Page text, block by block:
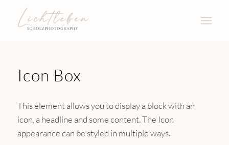
Icon Box
This element allows you to display a block with an
icon, a headline and some content. The Icon
appearance can be styled in multiple ways.